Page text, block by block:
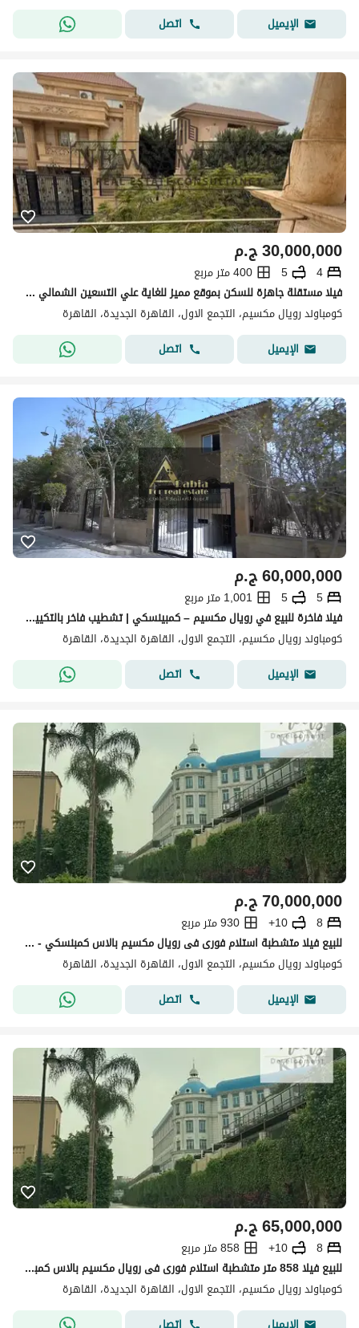
الإيميل
اتصل
ج.م30,000,000
4
5
400 متر مربع
فيلا مستقلة جاهزة للسكن بموقع مميز للغاية علي التسعين الشمالي مباشرة للبيع في ماكسيم التجمع الخامس القاهرة الجديدة Maxim 1st settlement New Cairo
كومباوند رويال مكسيم، التجمع الاول، القاهرة الجديدة، القاهرة
الإيميل
اتصل
ج.م60,000,000
5
5
1,001 متر مربع
فيلا فاخرة للبيع في رويال مكسيم – كمبينسكي | تشطيب فاخر بالتكييفات
كومباوند رويال مكسيم، التجمع الاول، القاهرة الجديدة، القاهرة
الإيميل
اتصل
ج.م70,000,000
8
10+
930 متر مربع
للبيع فيلا متشطبة استلام فورى فى رويال مكسيم بالاس كمبنسكي - القاهرة الجديده For Sale Villa,ready to move in Royal Maxim Kempenski-New Cairo
كومباوند رويال مكسيم، التجمع الاول، القاهرة الجديدة، القاهرة
الإيميل
اتصل
ج.م65,000,000
8
10+
858 متر مربع
للبيع فيلا 858 متر متشطبة استلام فورى فى رويال مكسيم بالاس كمبنسكي - القاهره الجديده For Sale Finished Villa,in Royal Maxim Kempenski -New Cairo
كومباوند رويال مكسيم، التجمع الاول، القاهرة الجديدة، القاهرة